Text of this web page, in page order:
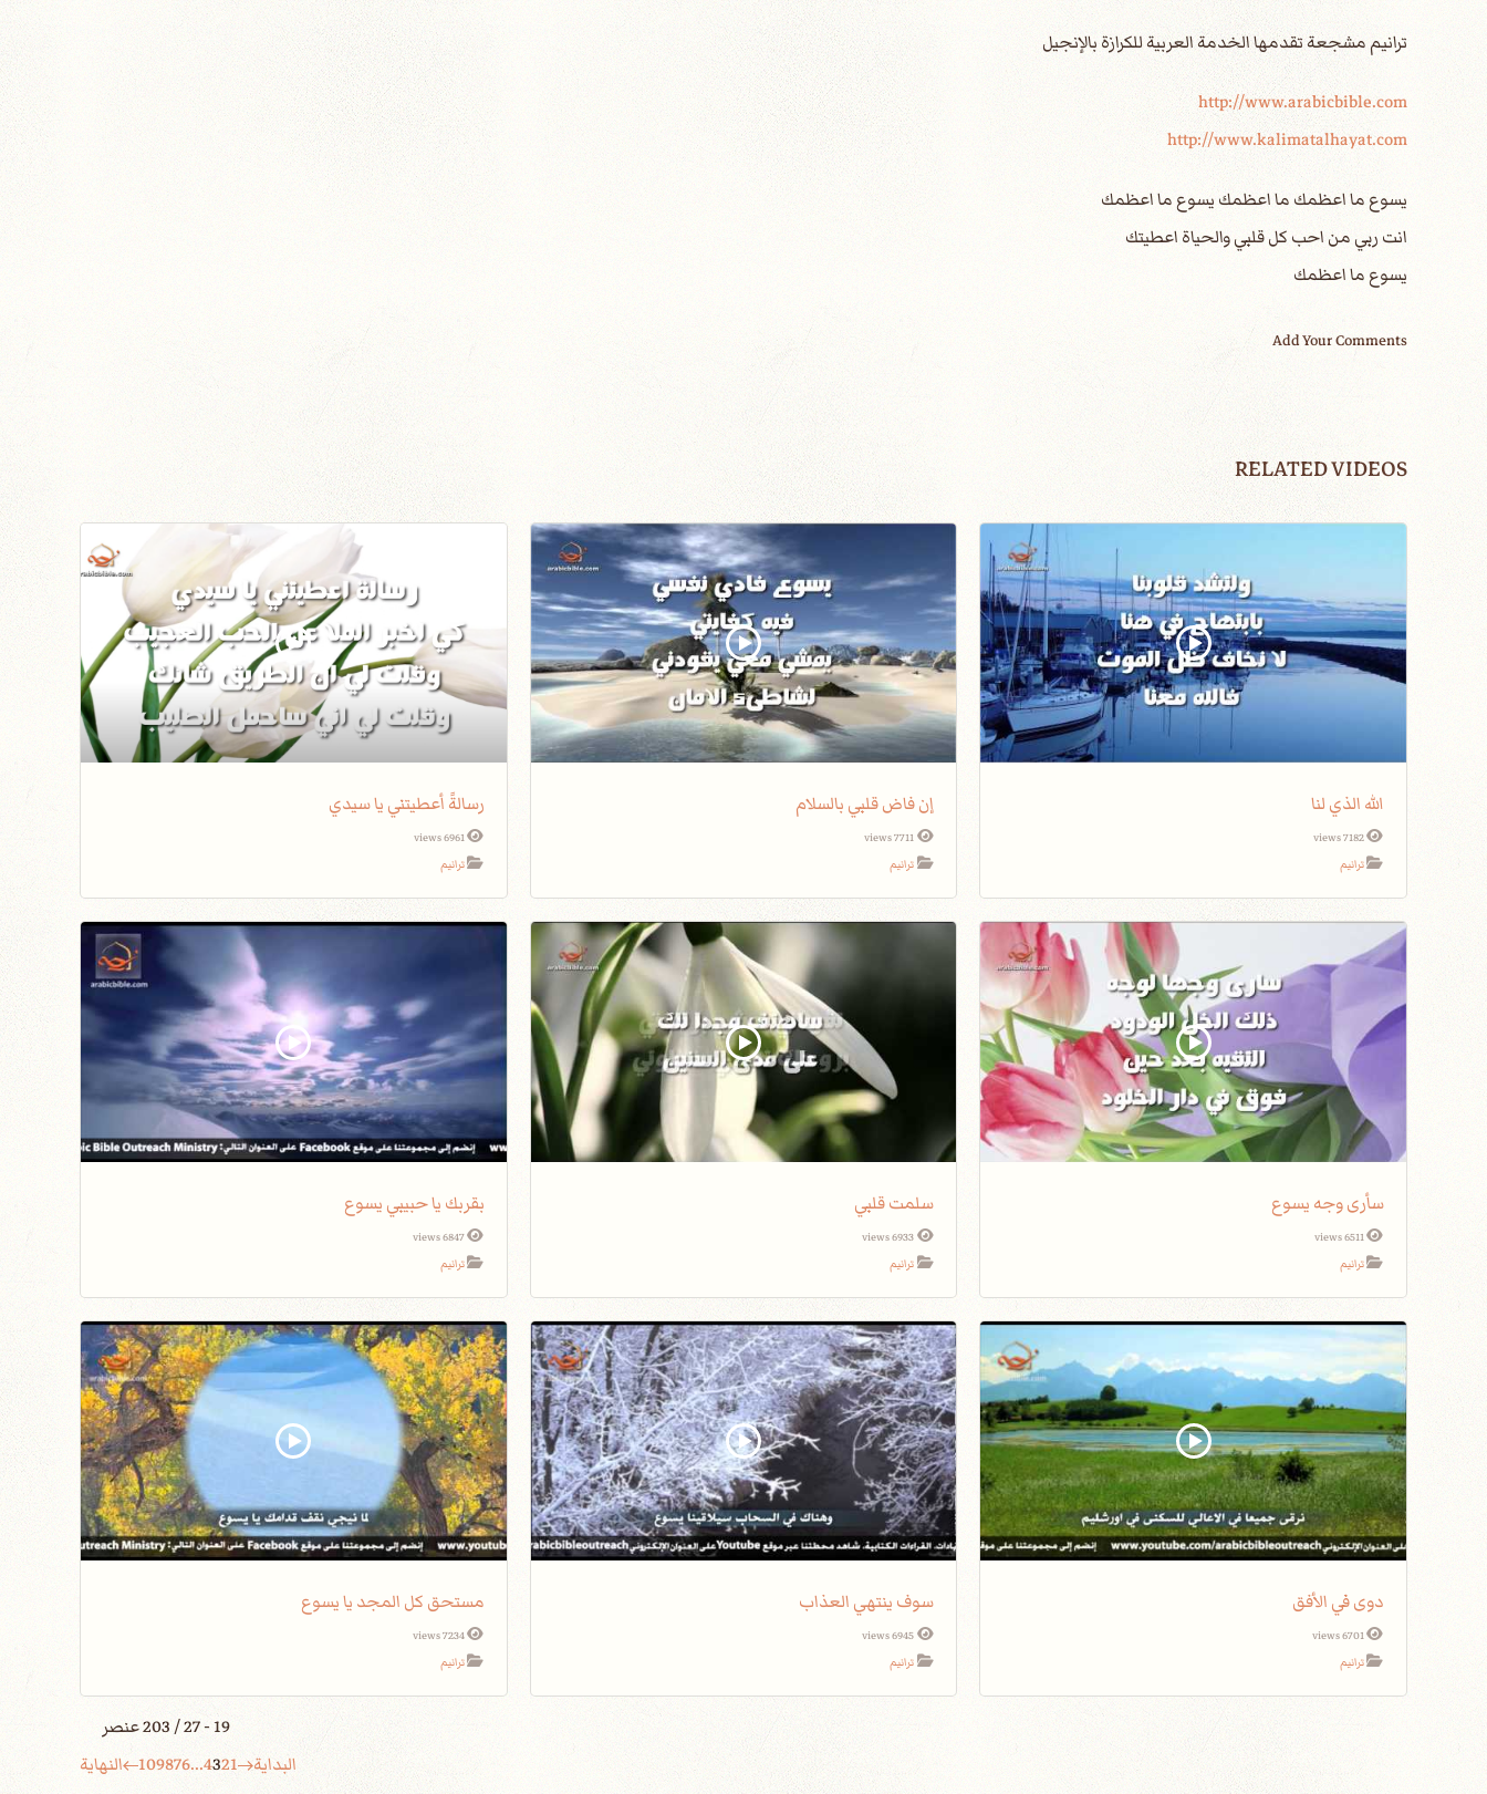
http://www.arabicbible.com
http://www.kalimatalhayat.com
يسوع ما اعظمك ما اعظمك يسوع ما اعظمك
انت ربي من احب كل قلبي والحياة اعطيتك
يسوع ما اعظمك
Add Your Comments
RELATED VIDEOS
الله الذي لنا
7182 views
ترانيم
إن فاض قلبي بالسلام
ترانيم
رسالةً أعطيتني يا سيدي
6961 views
ترانيم
سأرى وجه يسوع
6511 views
ترانيم
سلمت قلبي
ترانيم
بقربك يا حبيبي يسوع
6847 views
ترانيم
دوى في الأفق
6701 views
ترانيم
سوف ينتهي العذاب
ترانيم
مستحق كل المجد يا يسوع
7234 views
ترانيم
19 - 27 / 203 عنصر
البداية
1
2
3
4
...
6
7
8
9
10 النهاية